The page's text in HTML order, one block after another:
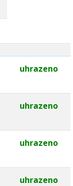
uhrazeno
uhrazeno
uhrazeno
uhrazeno